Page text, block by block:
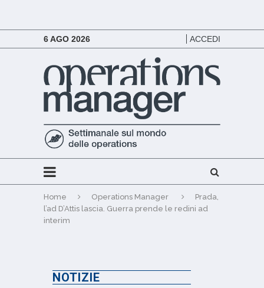
6 AGO 2026 ACCEDI
Home Operations Manager
Prada,
l’ad D’Attis lascia. Guerra prende le redini ad
interim
NOTIZIE